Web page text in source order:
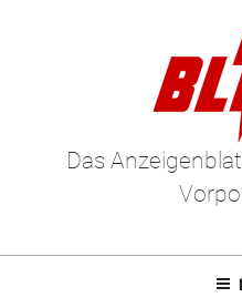
Das